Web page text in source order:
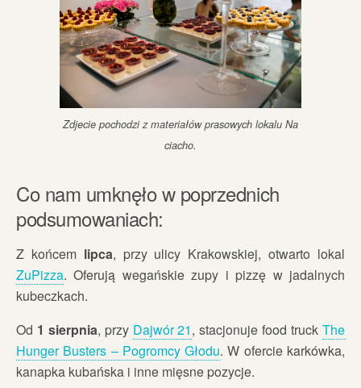
Zdjecie pochodzi z materiałów prasowych lokalu Na
ciacho.
Co nam umknęło w poprzednich
podsumowaniach:
Z końcem lipca, przy ulicy Krakowskiej, otwarto lokal
ZuPizza. Oferują wegańskie zupy i pizzę w jadalnych
kubeczkach.
Od 1 sierpnia, przy Dajwór 21, stacjonuje food truckThe
Hunger Busters – Pogromcy Głodu. W ofercie karkówka,
kanapka kubańska i inne mięsne pozycje.